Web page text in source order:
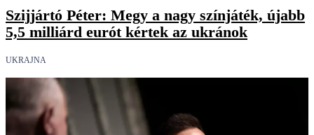
Szijjártó Péter: Megy a nagy színjáték, újabb
5,5 milliárd eurót kértek az ukránok
UKRAJNA